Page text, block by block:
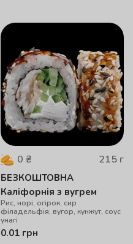
0 ₴ 215 г
БЕЗКОШТОВНА
Каліфорнія з вугрем
Рис, норі, огірок, cир
філадельфія, вугор, кунжут, соус
унагі
0.01 грн